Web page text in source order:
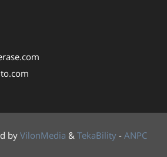
by VilonMedia & TekaBility - ANPC